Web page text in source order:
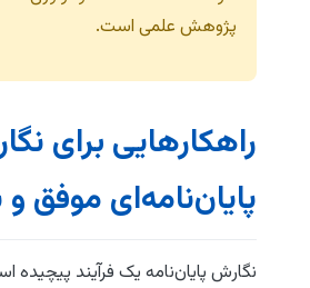
پژوهش علمی است.
راهکارهایی برای
پایان‌نامه‌ای موفق
نگارش پایان‌نامه یک فرآیند پیچیده